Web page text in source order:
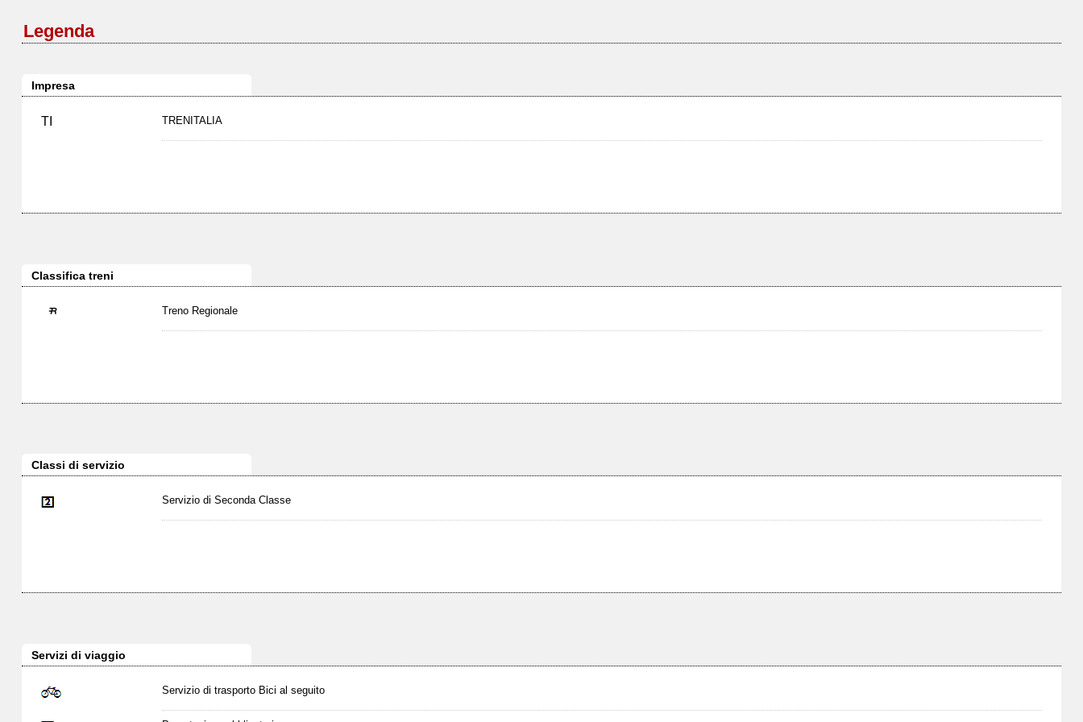
Legenda
Impresa
TI TRENITALIA
Classifica treni
Treno Regionale
Classi di servizio
Servizio di Seconda Classe
Servizi di viaggio
Servizio di trasporto Bici al seguito